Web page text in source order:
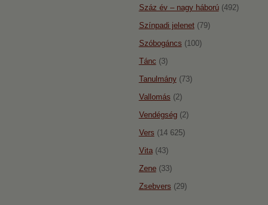
Száz év – nagy háború(492)
Színpadi jelenet(79)
Szóbogáncs (100)
Tánc (3)
Tanulmány(73)
Vallomás (2)
Vendégség(2)
Vers (14 625)
Vita(43)
Zene(33)
Zsebvers (29)